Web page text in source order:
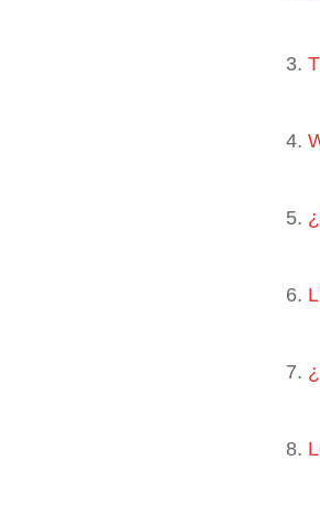
3.
4.
5.
6.
7.
8.